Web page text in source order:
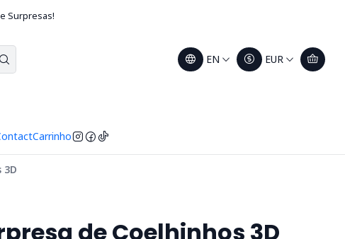
EN EUR
Carrinho
Surpresas!
3D
de Coelhinhos 3D